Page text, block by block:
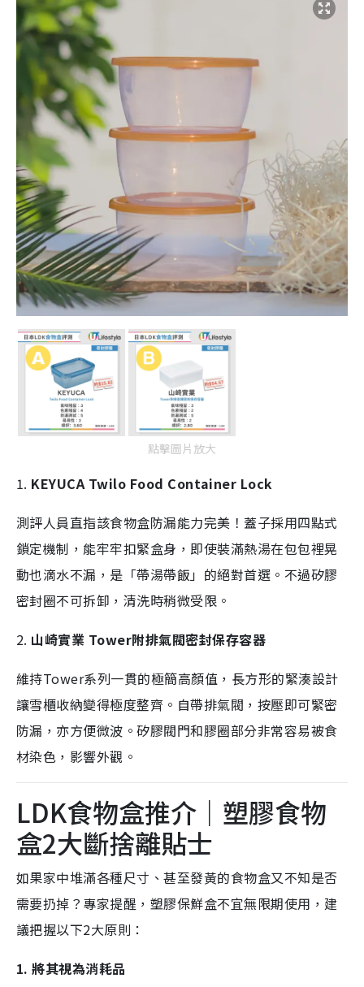
點擊圖片放大
1. KEYUCA Twilo Food Container Lock
測評人員直指該食物盒防漏能力完美！蓋子採用四點式
鎖定機制，能牢牢扣緊盒身，即使裝滿熱湯在包包裡晃
動也滴水不漏，是「帶湯帶飯」的絕對首選。 不過矽膠
密封圈不可拆卸，清洗時稍微受限。
2. 山崎實業 Tower附排氣閥密封保存容器
維持Tower系列一貫的極簡高顏值，長方形的緊湊設計
讓雪櫃收納變得極度整齊。自帶排氣閥，按壓即可緊密
防漏，亦方便微波。矽膠閥門和膠圈部分非常容易被食
材染色，影響外觀。
LDK食物盒推介｜塑膠食物
盒2大斷捨離貼士
如果家中堆滿各種尺寸、甚至發黃的食物盒又不知是否
需要扔掉？ 專家提醒，塑膠保鮮盒不宜無限期使用，建
議把握以下2大原則：
1. 將其視為消耗品